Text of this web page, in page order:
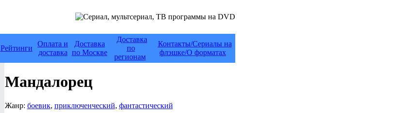
Рейтинги
Оплата и
доставка
Доставка
по Москве
Доставка
по
регионам
Контакты/Сериалы на
флэшке/О форматах
Мандалорец
Жанр: боевик, приключенческий, фантастический